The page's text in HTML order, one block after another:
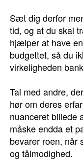
Sæt dig derfor
tid, og at du skal
hjælper at have
budgettet, så du
virkeligheden
Tal med andre,
hør om deres
nuanceret billede
måske endda et
bevarer roen, når
og tålmodighed.